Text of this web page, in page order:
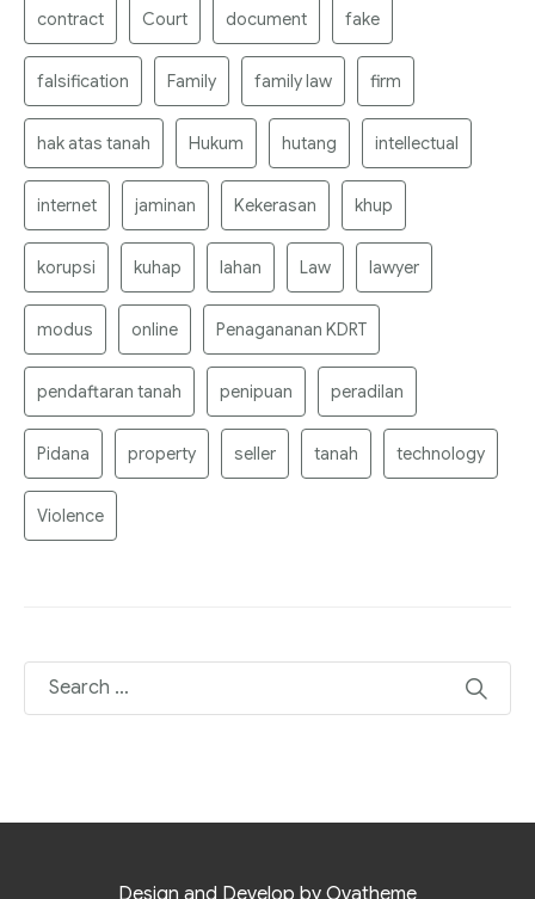
contract Court document fake
falsification Family family law firm
hak atas tanah Hukum hutang intellectual
internet jaminan Kekerasan khup
korupsi kuhap lahan Law lawyer
modus online Penagananan KDRT
pendaftaran tanah penipuan peradilan
Pidana property seller tanah technology
Violence
Design and Develop by Ovatheme